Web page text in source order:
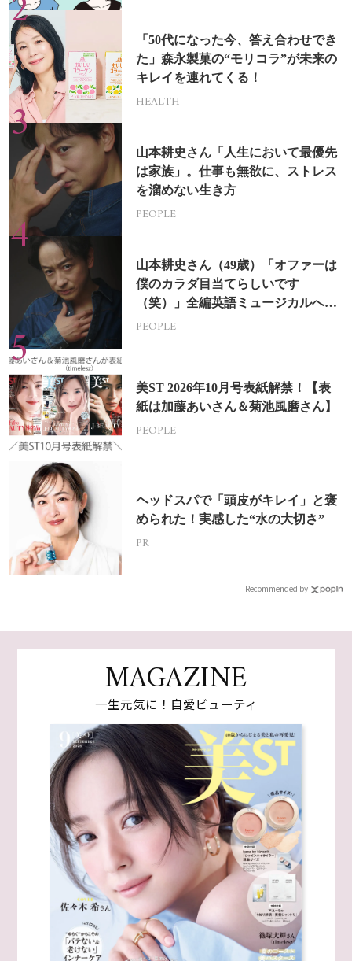
「50代になった今、答え合わせでき
た」森永製菓の“モリコラ”が未来の
キレイを連れてくる！
HEALTH
山本耕史さん「人生において最優先
は家族」。仕事も無欲に、ストレス
を溜めない生き方
PEOPLE
山本耕史さん（49歳）「オファーは
僕のカラダ目当てらしいです
（笑）」全編英語ミュージカルへの
挑戦
PEOPLE
美ST 2026年10月号表紙解禁！【表
紙は加藤あいさん＆菊池風磨さん】
PEOPLE
ヘッドスパで「頭皮がキレイ」と褒
められた！実感した“水の大切さ”
PR
Recommended by
MAGAZINE
一生元気に！自愛ビューティ